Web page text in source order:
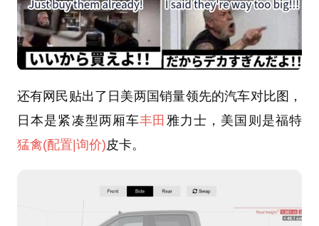
还有网民贴出了日美两国销量领先的汽车对比图，
日本是紧凑型两厢车丰田 雅力士，美国则是福特
猛禽(配置|询价)皮卡。